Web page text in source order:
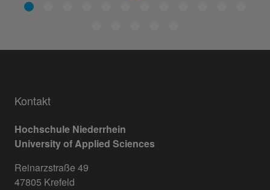
Kontakt
Hochschule Niederrhein
University of Applied Sciences
Reinarzstraße 49
47805 Krefeld